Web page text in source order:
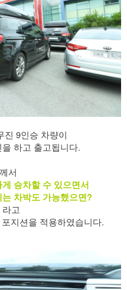
진 9인승 차량이
하고 출고됩니다.
서
승차할 수 있으면서
차박도 가능했으면?
라고
지션을 적용하였습니다.